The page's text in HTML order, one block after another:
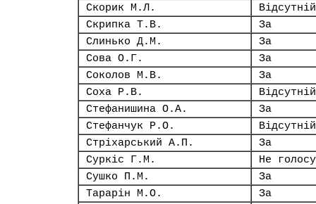
Скорик М.Л.
Відсутній
Скрипка Т.В.
За
Слинько Д.М.
За
Сова О.Г.
За
Соколов М.В.
За
Соха Р.В.
Відсутній
Стефанишина О.А.
За
Стефанчук Р.О.
Відсутній
Стріхарський А.П.
За
Суркіс Г.М.
Не
Сушко П.М.
За
Тарарін М.О.
За